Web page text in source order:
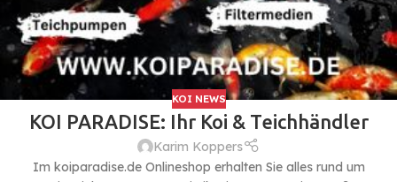
KOI NEWS
KOI PARADISE: Ihr Koi & Teichhändler
Karim Koppers
Im koiparadise.de Onlineshop erhalten Sie alles rund um